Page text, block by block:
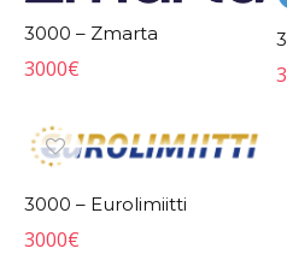
3000 – Zmarta
3000€
3000 – Eurolimiitti
3000€